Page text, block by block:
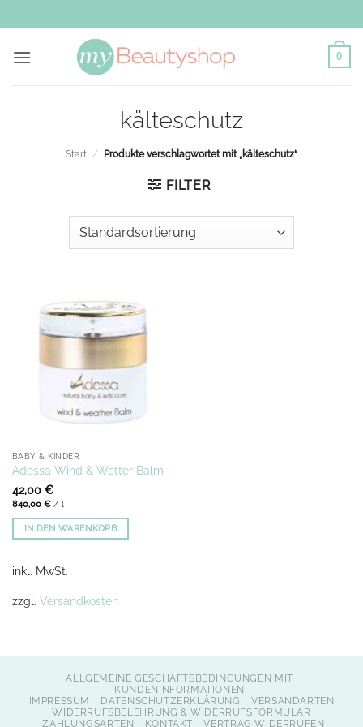
Inhalt
springen
0
kälteschutz
Start / Produkte verschlagwortet mit „kälteschutz“
FILTER
BABY & KINDER
Adessa Wind & Wetter Balm
42,00 €
840,00 €/ l
IN DEN WARENKORB
inkl. MwSt.
zzgl. Versandkosten
ALLGEMEINE GESCHÄFTSBEDINGUNGEN MIT
KUNDENINFORMATIONEN
IMPRESSUM
DATENSCHUTZERKLÄRUNG
VERSANDARTEN
WIDERRUFSBELEHRUNG & WIDERRUFSFORMULAR
ZAHLUNGSARTEN
KONTAKT VERTRAG WIDERRUFEN